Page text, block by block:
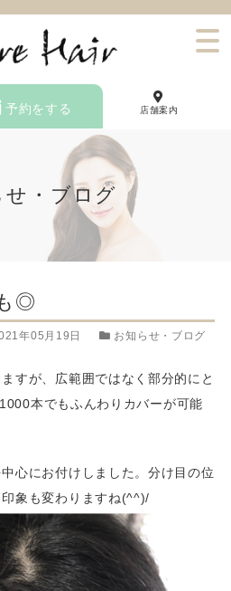
予約をする 店舗案内
せ・ブログ
◎
お知らせ・ブログ
年05月19日
すが、広範囲ではなく部分的にと
本でもふんわりカバーが可能
心にお付けしました。分け目の位
象も変わりますね(^^)/